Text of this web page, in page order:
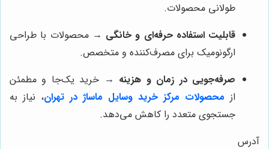
طولانی محصولات.
قابلیت استفاده حرفه‌ای و خانگی → محصولات با طراحی
ارگونومیک برای مصرف‌کننده و متخصص.
صرفه‌جویی در زمان و هزینه → خرید یک‌جا و مطمئن
از محصولات مرکز خرید وسایل ماساژ در تهران، نیاز به
جستجوی متعدد را کاهش می‌دهد.
آدرس